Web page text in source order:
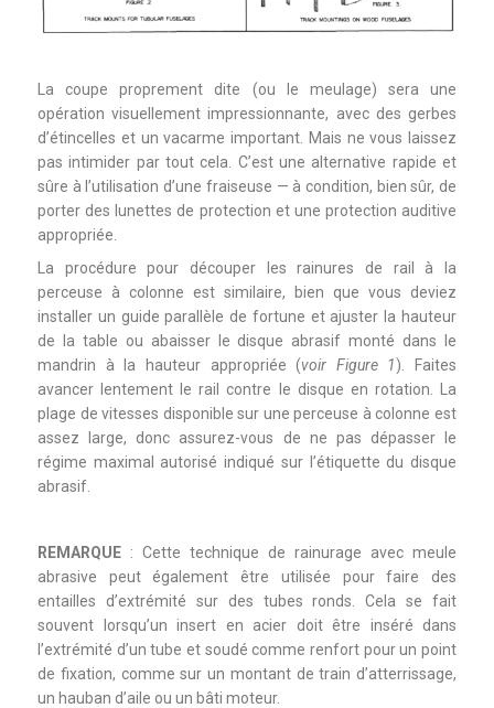
La coupe proprement dite (ou le meulage) sera une
opération visuellement impressionnante, avec des gerbes
d’étincelles et un vacarme important. Mais ne vous laissez
pas intimider par tout cela. C’est une alternative rapide et
sûre à l’utilisation d’une fraiseuse — à condition, bien sûr, de
porter des lunettes de protection et une protection auditive
appropriée.
La procédure pour découper les rainures de rail à la
perceuse à colonne est similaire, bien que vous deviez
installer un guide parallèle de fortune et ajuster la hauteur
de la table ou abaisser le disque abrasif monté dans le
mandrin à la hauteur appropriée (voir Figure 1). Faites
avancer lentement le rail contre le disque en rotation. La
plage de vitesses disponible sur une perceuse à colonne est
assez large, donc assurez-vous de ne pas dépasser le
régime maximal autorisé indiqué sur l’étiquette du disque
abrasif.
REMARQUE : Cette technique de rainurage avec meule
abrasive peut également être utilisée pour faire des
entailles d’extrémité sur des tubes ronds. Cela se fait
souvent lorsqu’un insert en acier doit être inséré dans
l’extrémité d’un tube et soudé comme renfort pour un point
de fixation, comme sur un montant de train d’atterrissage,
un hauban d’aile ou un bâti moteur.